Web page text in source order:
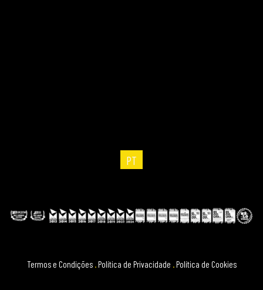
PT
Termos e Condições .Política de Privacidade .Política de Cookies